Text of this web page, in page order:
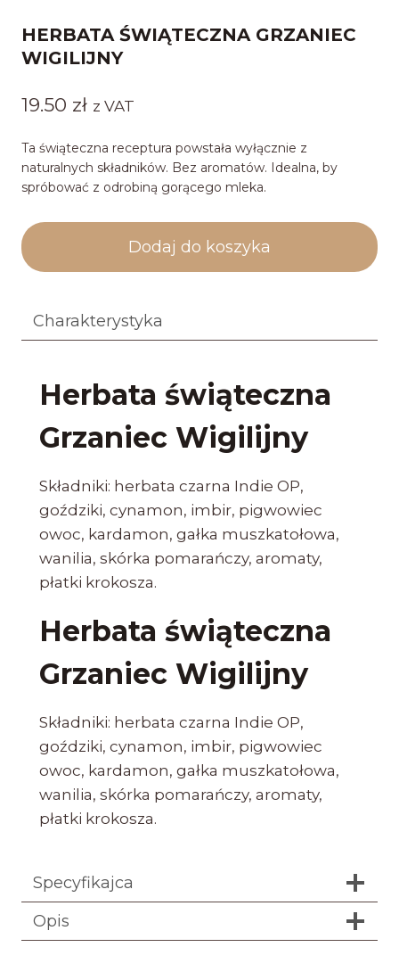
HERBATA ŚWIĄTECZNA GRZANIEC
WIGILIJNY
19.50 zł z VAT
Ta świąteczna receptura powstała wyłącznie z
naturalnych składników. Bez aromatów. Idealna, by
spróbować z odrobiną gorącego mleka.
Dodaj do koszyka
Charakterystyka
Herbata świąteczna
Grzaniec Wigilijny
Składniki: herbata czarna Indie OP,
goździki, cynamon, imbir, pigwowiec
owoc, kardamon, gałka muszkatołowa,
wanilia, skórka pomarańczy, aromaty,
płatki krokosza.
Herbata świąteczna
Grzaniec Wigilijny
Składniki: herbata czarna Indie OP,
goździki, cynamon, imbir, pigwowiec
owoc, kardamon, gałka muszkatołowa,
wanilia, skórka pomarańczy, aromaty,
płatki krokosza.
Specyfikajca
Opis